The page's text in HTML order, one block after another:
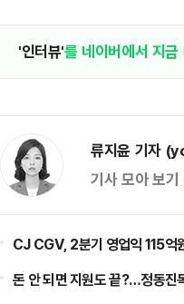
'인터뷰'를 네이버에서 지
류지윤 기자
기사 모아 보기
CJ CGV, 2분기 영업익 115억
돈 안 되면 지원도 끝?…정동진